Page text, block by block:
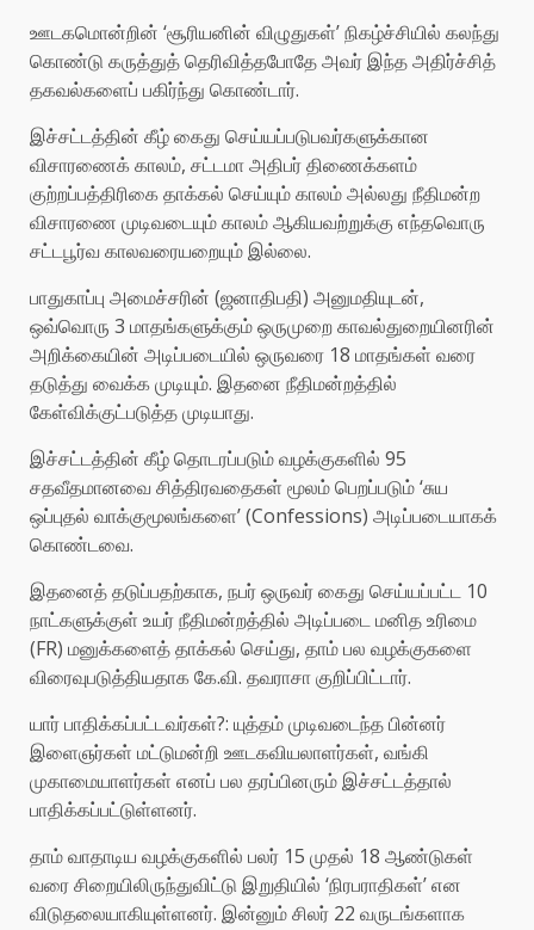
ஊடகமொன்றின் ‘சூரியனின் விழுதுகள்’ நிகழ்ச்சியில் கலந்து
கொண்டு கருத்துத் தெரிவித்தபோதே அவர் இந்த அதிர்ச்சித்
தகவல்களைப் பகிர்ந்து கொண்டார்.
இச்சட்டத்தின் கீழ் கைது செய்யப்படுபவர்களுக்கான
விசாரணைக் காலம், சட்டமா அதிபர் திணைக்களம்
குற்றப்பத்திரிகை தாக்கல் செய்யும் காலம் அல்லது நீதிமன்ற
விசாரணை முடிவடையும் காலம் ஆகியவற்றுக்கு எந்தவொரு
சட்டபூர்வ காலவரையறையும் இல்லை.
பாதுகாப்பு அமைச்சரின் (ஜனாதிபதி) அனுமதியுடன்,
ஒவ்வொரு 3 மாதங்களுக்கும் ஒருமுறை காவல்துறையினரின்
அறிக்கையின் அடிப்படையில் ஒருவரை 18 மாதங்கள் வரை
தடுத்து வைக்க முடியும். இதனை நீதிமன்றத்தில்
கேள்விக்குட்படுத்த முடியாது.
இச்சட்டத்தின் கீழ் தொடரப்படும் வழக்குகளில் 95
சதவீதமானவை சித்திரவதைகள் மூலம் பெறப்படும் ‘சுய
ஒப்புதல் வாக்குமூலங்களை’ (Confessions) அடிப்படையாகக்
கொண்டவை.
இதனைத் தடுப்பதற்காக, நபர் ஒருவர் கைது செய்யப்பட்ட 10
நாட்களுக்குள் உயர் நீதிமன்றத்தில் அடிப்படை மனித உரிமை
(FR) மனுக்களைத் தாக்கல் செய்து, தாம் பல வழக்குகளை
விரைவுபடுத்தியதாக கே.வி. தவராசா குறிப்பிட்டார்.
யார் பாதிக்கப்பட்டவர்கள்?: யுத்தம் முடிவடைந்த பின்னர்
இளைஞர்கள் மட்டுமன்றி ஊடகவியலாளர்கள், வங்கி
முகாமையாளர்கள் எனப் பல தரப்பினரும் இச்சட்டத்தால்
பாதிக்கப்பட்டுள்ளனர்.
தாம் வாதாடிய வழக்குகளில் பலர் 15 முதல் 18 ஆண்டுகள்
வரை சிறையிலிருந்துவிட்டு இறுதியில் ‘நிரபராதிகள்’ என
விடுதலையாகியுள்ளனர். இன்னும் சிலர் 22 வருடங்களாக